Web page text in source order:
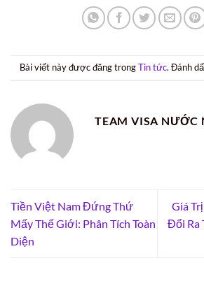
Bài viết này được đăng trongTin tức. Đánh
TEAM VISA NƯỚC
Tiền Việt Nam Đứng Thứ
Mấy Thế Giới: Phân Tích Toàn
Diện
Giá
Đổi Ra